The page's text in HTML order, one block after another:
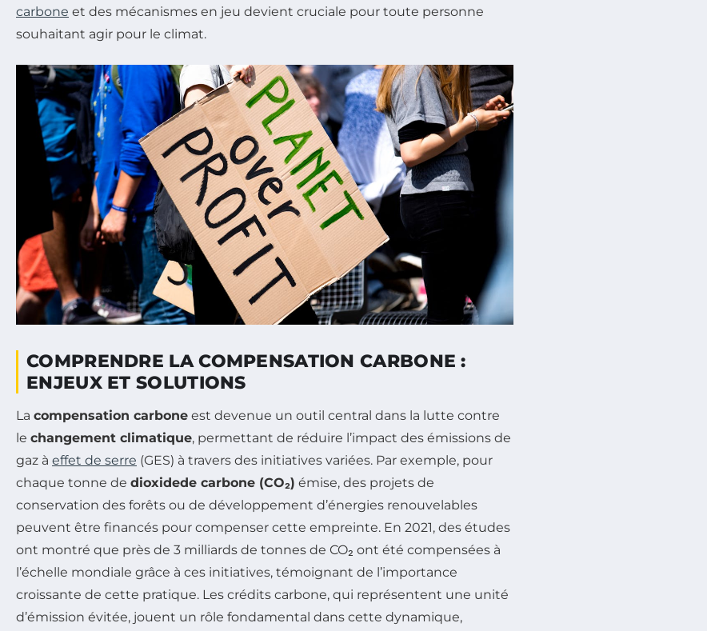
carbone et des mécanismes en jeu devient cruciale pour toute personne
souhaitant agir pour le climat.
COMPRENDRE LA COMPENSATION CARBONE :
ENJEUX ET SOLUTIONS
La compensation carbone est devenue un outil central dans la lutte contre
le changement climatique, permettant de réduire l’impact des émissions de
gaz à effet de serre (GES) à travers des initiatives variées. Par exemple, pour
chaque tonne de dioxidede carbone (CO₂) émise, des projets de
conservation des forêts ou de développement d’énergies renouvelables
peuvent être financés pour compenser cette empreinte. En 2021, des études
ont montré que près de 3 milliards de tonnes de CO₂ ont été compensées à
l’échelle mondiale grâce à ces initiatives, témoignant de l’importance
croissante de cette pratique. Les crédits carbone, qui représentent une unité
d’émission évitée, jouent un rôle fondamental dans cette dynamique,